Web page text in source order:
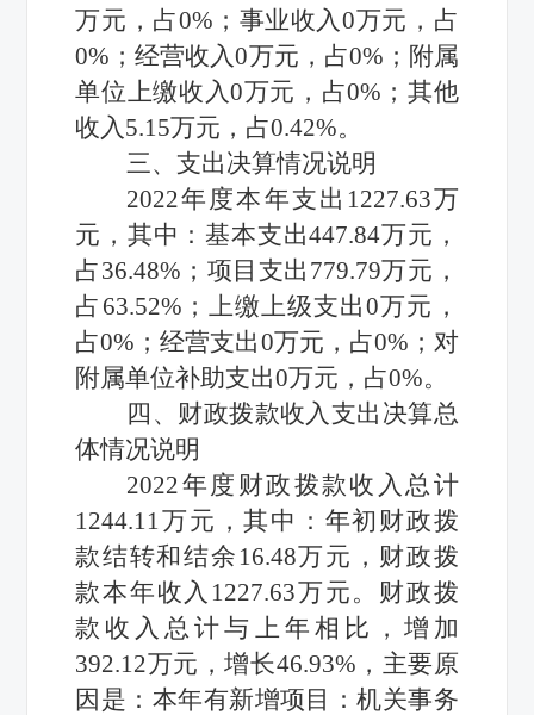
万元，占0%；事业收入0万元，占
0%；经营收入0万元，占0%； 附属
单位上缴收入0万元，占0%；其他
收入5.15万元，占0.42%。
三、支出决算情况说明
2022年度本年支出 1227.63万
元，其中：基本支出447.84万元，
占36.48%；项目支出779.79万元，
占 63.52%；上缴上级支出0万元，
占0%；经营支出0万元，占0%；对
附属单位补助支出0万元，占0%。
四、财政拨款收入支出决算总
体情况说明
2022年度 财政拨款收入总计
1244.11万元，其中：年初财政拨
款结转和结余 16.48万元 ， 财政拨
款本年收入 1227.63万元。 财政拨
款收入总计与上年相比，增加
392.12万元，增长46.93% ，主要原
因是 ：本年有新增项目 ：机关事务